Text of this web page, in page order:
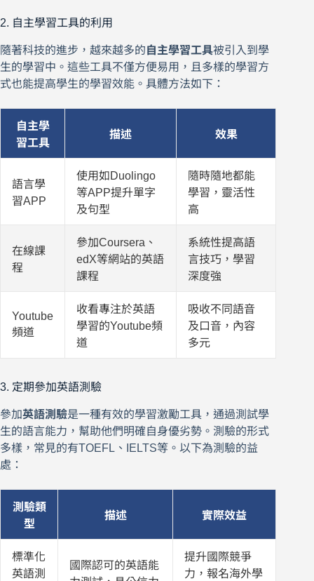
2. 自主學習工具的利用
隨著科技的進步，越來越多的自主學習工具被引入到學
生的學習中。這些工具不僅方便易用，且多樣的學習方
式也能提高學生的學習效能。具體方法如下：
自主學
習工具
描述 效果
語言學
習APP
使用如Duolingo
等APP提升單字
及句型
隨時隨地都能
學習，靈活性
高
在線課
程
參加Coursera、
edX等網站的英語
課程
系統性提高語
言技巧，學習
深度強
Youtube
頻道
收看專注於英語
學習的Youtube頻
道
吸收不同語音
及口音，內容
多元
3. 定期參加英語測驗
參加英語測驗是一種有效的學習激勵工具，通過測試學
生的語言能力，幫助他們明確自身優劣勢。測驗的形式
多樣，常見的有TOEFL、IELTS等。以下為測驗的益
處：
測驗類
型
描述 實際效益
標準化
英語測
國際認可的英語能
提升國際競爭
力，報名海外學